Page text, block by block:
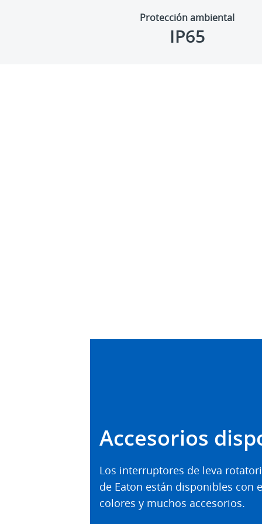
Protección ambiental
IP65
Accesorios
Los interruptores de leva
de Eaton están disponibles con
colores y muchos accesorios.